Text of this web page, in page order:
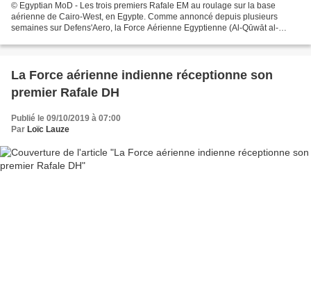
© Egyptian MoD - Les trois premiers Rafale EM au roulage sur la base
aérienne de Cairo-West, en Egypte. Comme annoncé depuis plusieurs
semaines sur Defens'Aero, la Force Aérienne Egyptienne (Al-Qūwāt al-
La Force aérienne indienne réceptionne son
premier Rafale DH
Publié le 09/10/2019 à 07:00
Par Loïc Lauze